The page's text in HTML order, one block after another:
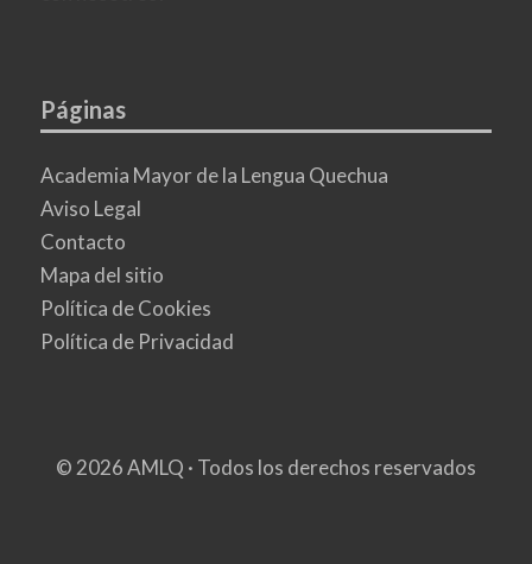
Páginas
Academia Mayor de la Lengua Quechua
Aviso Legal
Contacto
Mapa del sitio
Política de Cookies
Política de Privacidad
© 2026 AMLQ · Todos los derechos reservados